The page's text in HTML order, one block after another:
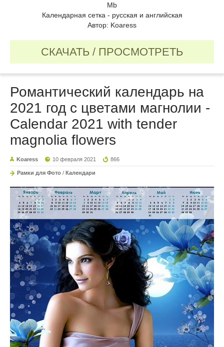
Mb
Календарная сетка - русская и английская
Автор: Koaress
СКАЧАТЬ / ПРОСМОТРЕТЬ
Романтический календарь на
2021 год с цветами магнолии -
Calendar 2021 with tender
magnolia flowers
Koaress 10 февраля 2021 866
Рамки для Фото / Календари